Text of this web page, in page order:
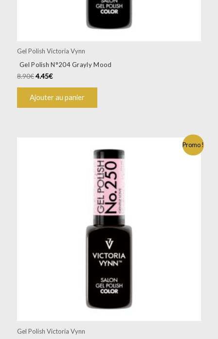
Gel Polish Victoria Vynn
Gel Polish N°204 Grayly Mood
8.90€4.45€
Ajouter au panier
Promo !
Gel Polish Victoria Vynn